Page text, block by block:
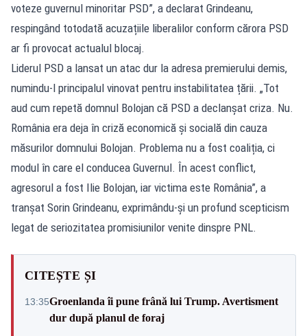
voteze guvernul minoritar PSD”, a declarat Grindeanu,
respingând totodată acuzațiile liberalilor conform cărora PSD
ar fi provocat actualul blocaj.
Liderul PSD a lansat un atac dur la adresa premierului demis,
numindu-l principalul vinovat pentru instabilitatea țării. „Tot
aud cum repetă domnul Bolojan că PSD a declanșat criza. Nu.
România era deja în criză economică și socială din cauza
măsurilor domnului Bolojan. Problema nu a fost coaliția, ci
modul în care el conducea Guvernul. În acest conflict,
agresorul a fost Ilie Bolojan, iar victima este România”, a
tranșat Sorin Grindeanu, exprimându-și un profund scepticism
legat de seriozitatea promisiunilor venite dinspre PNL.
CITEȘTE ȘI
13:35Groenlanda îi pune frână lui Trump. Avertisment
dur după planul de foraj